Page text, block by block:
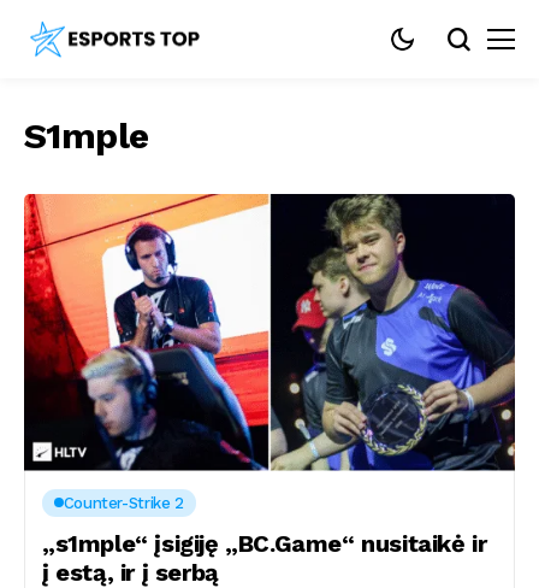
S1mple
Counter-Strike 2
„s1mple“ įsigiję „BC.Game“ nusitaikė ir
į estą, ir į serbą